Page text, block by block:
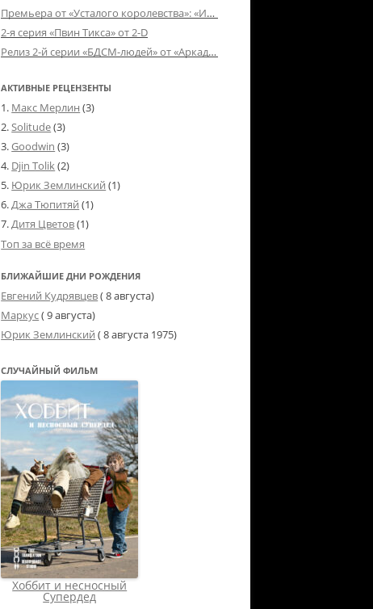
Премьера от «Усталого королевства»: «Игорь начал»
2-я серия «Пвин Тикса» от 2-D
Релиз 2-й серии «БДСМ-людей» от «Аркада Фильм»
АКТИВНЫЕ РЕЦЕНЗЕНТЫ
Макс Мерлин (3)
Solitude(3)
Goodwin (3)
Djin Tolik(2)
Юрик Землинский (1)
Джа Тюпитяй (1)
Дитя Цветов(1)
Топ за всё время
БЛИЖАЙШИЕ ДНИ РОЖДЕНИЯ
Евгений Кудрявцев( 8 августа)
Маркус( 9 августа)
Юрик Землинский (8 августа 1975)
СЛУЧАЙНЫЙ ФИЛЬМ
Хоббит и несносный
Супердед